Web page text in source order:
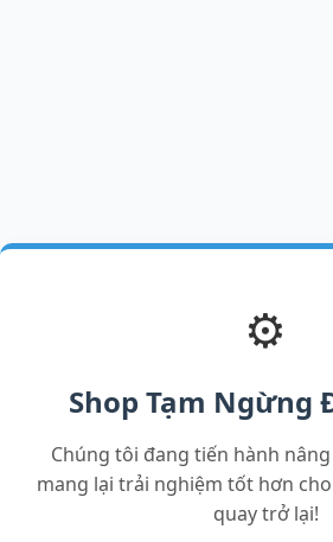
⚙️
Shop Tạm Ngừng
Chúng tôi đang tiến hành
mang lại trải nghiệm tốt hơn
quay trở lại!